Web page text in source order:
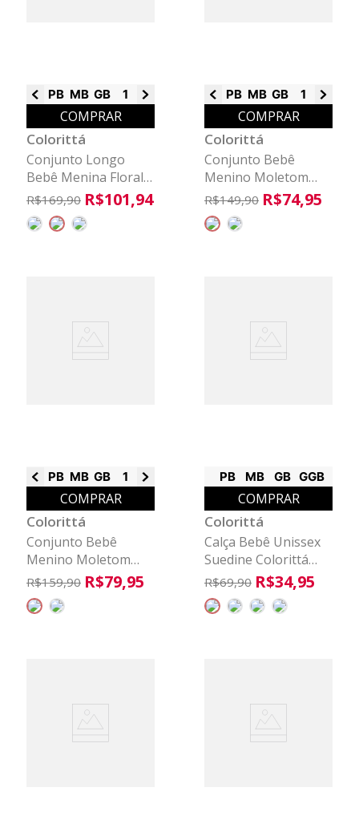
PB MB GB 1 2
COMPRAR
Colorittá
Conjunto Longo
Bebê Menina Floral
Colorittá Rosa
R$169,90 R$101,94
PB MB GB 1 2
COMPRAR
Colorittá
Conjunto Bebê
Menino Moletom
Com Puff Colorittá
Marrom
R$149,90 R$74,95
PB MB GB 1 2
COMPRAR
Colorittá
Conjunto Bebê
Menino Moletom
Ponto Roma
Colorittá Cinza
R$159,90 R$79,95
PB MB GB GGB
COMPRAR
Colorittá
Calça Bebê Unissex
Suedine Colorittá
Bege
R$69,90 R$34,95